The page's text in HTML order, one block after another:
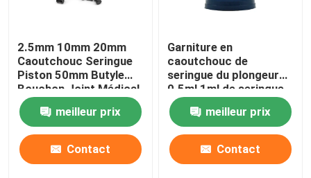
2.5mm 10mm 20mm
Caoutchouc Seringue
Piston 50mm Butyle
Bouchon Joint Médical
meilleur prix
Contact
Garniture en
caoutchouc de
seringue du plongeur
0.5ml 1ml de seringue
de butyle ou d'isoprène
meilleur prix
Contact